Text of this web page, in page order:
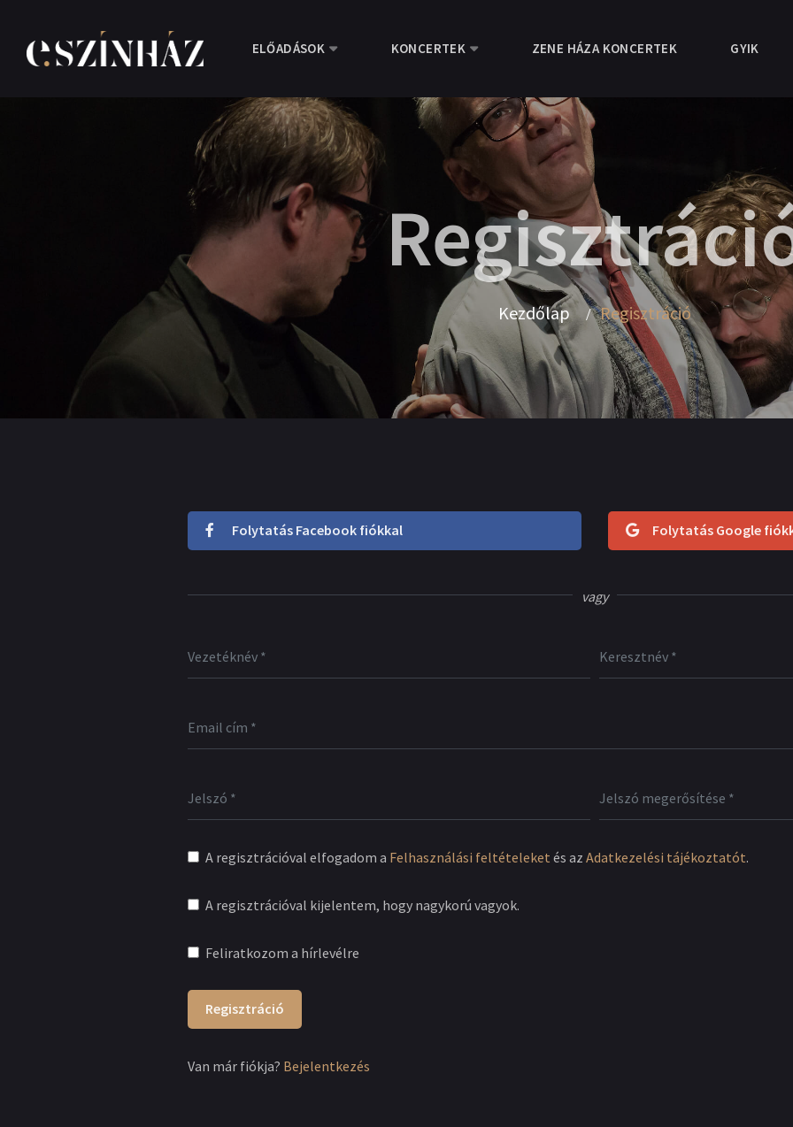
ELŐADÁSOK KONCERTEK ZENE HÁZA KONCERTEK GYIK
Kezdőlap Regisztráció
Folytatás Facebook fiókkal Folytatás Google
vagy
A regisztrációval elfogadom a Felhasználási feltételeket és az Adatkezelési tájékoztatót.
A regisztrációval kijelentem, hogy nagykorú vagyok.
Feliratkozom a hírlevélre
Regisztráció
Van már fiókja? Bejelentkezés